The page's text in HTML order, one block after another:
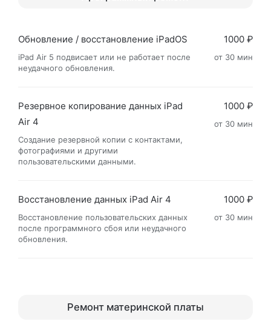
Обновление / восстановление iPadOS
iPad Air 5 подвисает или не работает после
неудачного обновления.
1000 ₽
от 30 мин
Резервное копирование данных iPad
Air 4
Создание резервной копии с контактами,
фотографиями и другими
пользовательскими данными.
1000 ₽
от 30 мин
Восстановление данных iPad Air 4
Восстановление пользовательских данных
после программного сбоя или неудачного
обновления.
1000 ₽
от 30 мин
Ремонт материнской платы